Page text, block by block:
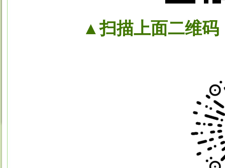
▲扫描上面二维码